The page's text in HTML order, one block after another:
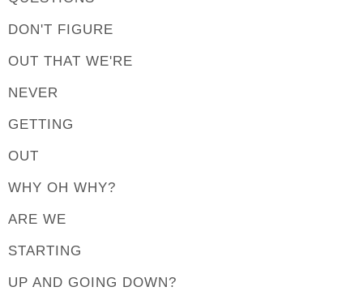
DON'T FIGURE
OUT THAT WE'RE
NEVER
GETTING
OUT
WHY OH WHY?
ARE WE
STARTING
UP AND GOING DOWN?